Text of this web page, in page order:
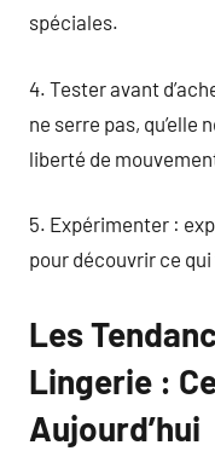
spéciales.
4. Tester avant
ne serre pas, qu’elle
liberté de
5. Expérimenter :
pour découvrir ce
Les
Lingerie :
Aujourd’hui